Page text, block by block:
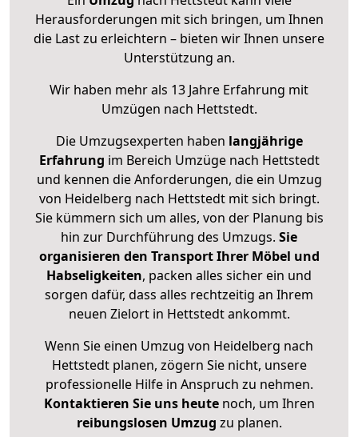
Herausforderungen mit sich bringen, um Ihnen
die Last zu erleichtern – bieten wir Ihnen unsere
Unterstützung an.
Wir haben mehr als 13 Jahre Erfahrung mit
Umzügen nach Hettstedt.
Die Umzugsexperten haben langjährige
Erfahrung im Bereich Umzüge nach Hettstedt
und kennen die Anforderungen, die ein Umzug
von Heidelberg nach Hettstedt mit sich bringt.
Sie kümmern sich um alles, von der Planung bis
hin zur Durchführung des Umzugs. Sie
organisieren den Transport Ihrer Möbel und
Habseligkeiten, packen alles sicher ein und
sorgen dafür, dass alles rechtzeitig an Ihrem
neuen Zielort in Hettstedt ankommt.
Wenn Sie einen Umzug von Heidelberg nach
Hettstedt planen, zögern Sie nicht, unsere
professionelle Hilfe in Anspruch zu nehmen.
Kontaktieren Sie uns heutenoch, um Ihren
reibungslosen Umzug zu planen.